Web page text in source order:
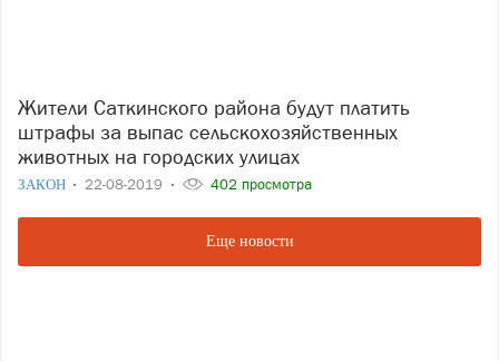
Жители Саткинского района будут платить
штрафы за выпас сельскохозяйственных
животных на городских улицах
ЗАКОН 22-08-2019 402 просмотра
Еще новости